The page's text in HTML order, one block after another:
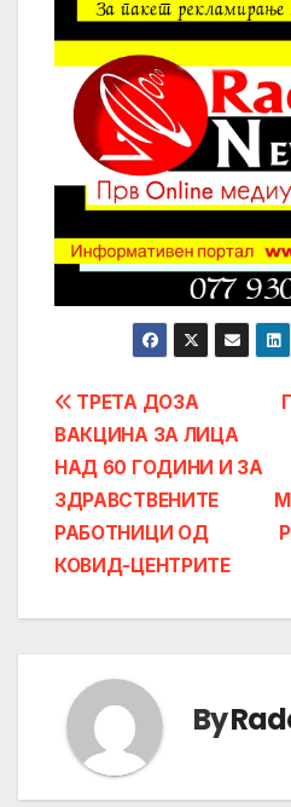
Post
navigation
ТРЕТА ДОЗА
ВАКЦИНА ЗА ЛИЦА
НАД 60 ГОДИНИ И ЗА
ЗДРАВСТВЕНИТЕ
РАБОТНИЦИ ОД
КОВИД-ЦЕНТРИТЕ
By